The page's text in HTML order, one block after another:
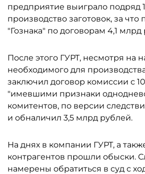
предприятие выиграло подряд
производство заготовок, за что
"Гознака" по договорам 4,1 млрд
После этого ГУРТ, несмотря на
необходимого для
заключил договор комиссии с
"имевшими признаки
комитентов, по версии
и обналичил 3,5 млрд рублей.
На днях в компании ГУРТ, а
контрагентов прошли обыски.
намерены обратиться в суд с